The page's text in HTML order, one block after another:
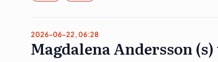
2026-06-22, 06:28
Magdalena Andersson